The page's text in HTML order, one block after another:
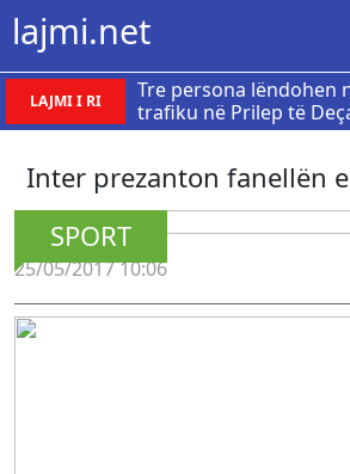
lajmi.net
LAJMI I RI
Tre persona lëndohen
trafiku në Prilep të
Inter prezanton fanellën e
SPORT
25/05/2017 10:06